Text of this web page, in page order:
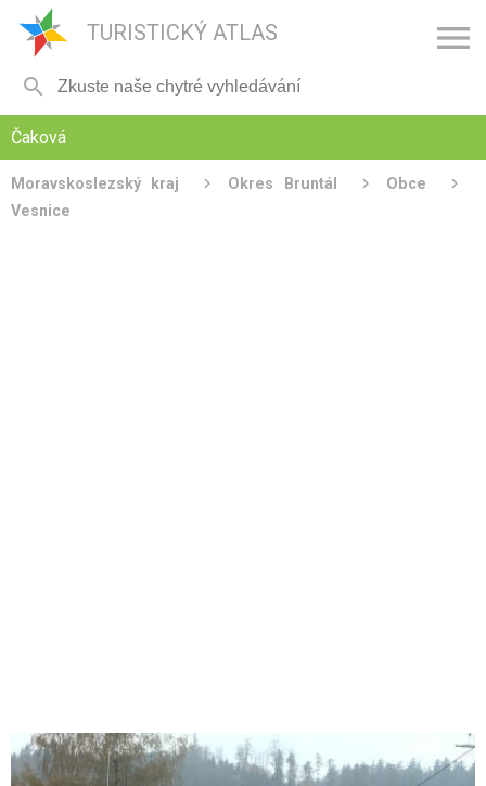
TURISTICKÝ ATLAS 

Čaková
Moravskoslezský kraj Okres Bruntál
Obce
Vesnice